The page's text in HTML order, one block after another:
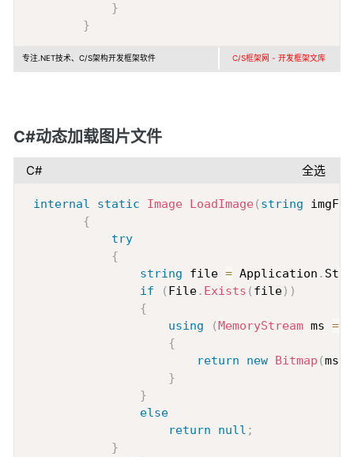
}
}
专注.NET技术、C/S架构开发框架软件 C/S框架网 - 开发框架文库
C#动态加载图片文件
C# 全选
internal static Image LoadImage( string
{
try
{
string file = Application .
if
( File. Exists ( file) )
{
using
( MemoryStream ms =
{
return
new Bitmap (ms
}
}
else
return
null ;
}